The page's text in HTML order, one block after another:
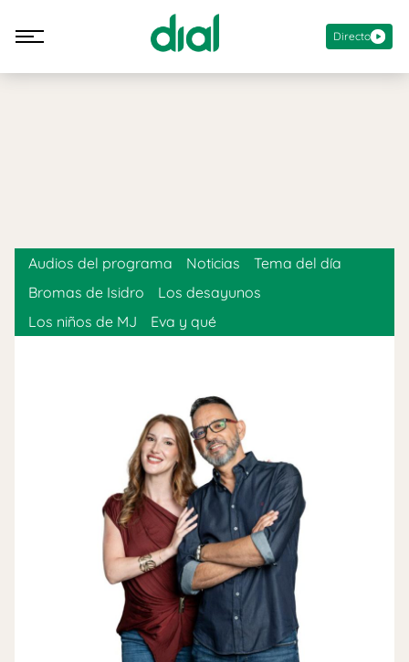
Directo
Audios del programa Noticias
Tema del día
Bromas de Isidro
Los desayunos
Los niños de MJ
Eva y qué